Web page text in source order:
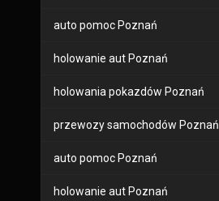
auto pomoc Poznań
holowanie aut Poznań
holowania pokazdów Poznań
przewozy samochodów Poznań
auto pomoc Poznań
holowanie aut Poznań